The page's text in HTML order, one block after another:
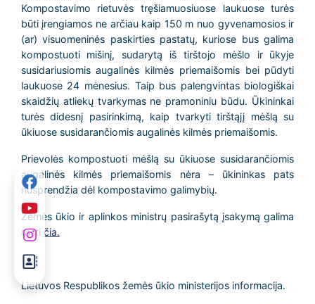
Kompostavimo rietuvės tręšiamuosiuose laukuose turės
būti įrengiamos ne arčiau kaip 150 m nuo gyvenamosios ir
(ar) visuomeninės paskirties pastatų, kuriose bus galima
kompostuoti mišinį, sudarytą iš tirštojo mėšlo ir ūkyje
susidariusiomis augalinės kilmės priemaišomis bei pūdyti
laukuose 24 mėnesius. Taip bus palengvintas biologiškai
skaidžių atliekų tvarkymas ne pramoniniu būdu. Ūkininkai
turės didesnį pasirinkimą, kaip tvarkyti tirštąjį mėšlą su
ūkiuose susidarančiomis augalinės kilmės priemaišomis.
Prievolės kompostuoti mėšlą su ūkiuose susidarančiomis
augalinės kilmės priemaišomis nėra – ūkininkas pats
nusprendžia dėl kompostavimo galimybių.
Žemės ūkio ir aplinkos ministrų pasirašytą įsakymą galima
rasti čia.
Lietuvos Respublikos žemės ūkio ministerijos informacija.